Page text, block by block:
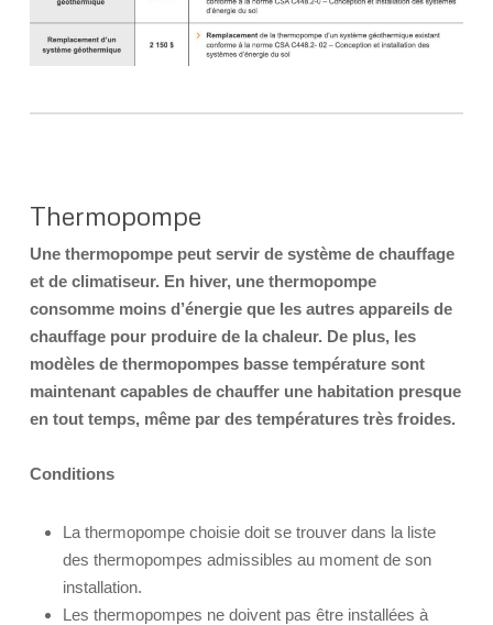
Thermopompe
Une thermopompe peut servir de système de chauffage
et de climatiseur. En hiver, une thermopompe
consomme moins d’énergie que les autres appareils de
chauffage pour produire de la chaleur. De plus, les
modèles de thermopompes basse température sont
maintenant capables de chauffer une habitation presque
en tout temps, même par des températures très froides.
Conditions
La thermopompe choisie doit se trouver dans la liste
des thermopompes admissibles au moment de son
installation.
Les thermopompes ne doivent pas être installées à